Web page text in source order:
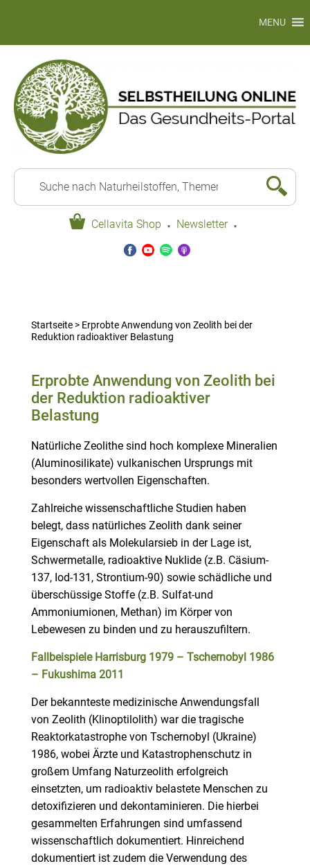
Cellavita Shop · Newsletter ·
MENU
Startseite> Erprobte Anwendung von Zeolith bei der
Reduktion radioaktiver Belastung
Erprobte Anwendung von Zeolith bei
der Reduktion radioaktiver
Belastung
Natürliche Zeolithe sind hoch komplexe Mineralien
(Aluminosilikate) vulkanischen Ursprungs mit
besonders wertvollen Eigenschaften.
Zahlreiche wissenschaftliche Studien haben
belegt, dass natürliches Zeolith dank seiner
Eigenschaft als Molekularsieb in der Lage ist,
Schwermetalle, radioaktive Nuklide (z.B. Cäsium-
137, Iod-131, Strontium-90) sowie schädliche und
überschüssige Stoffe (z.B. Sulfat-und
Ammoniumionen, Methan) im Körper von
Lebewesen zu binden und zu herauszufiltern.
Fallbeispiele Harrisburg 1979 – Tschernobyl 1986
– Fukushima 2011
Der bekannteste medizinische Anwendungsfall
von Zeolith (Klinoptilolith) war die tragische
Reaktorkatastrophe von Tschernobyl (Ukraine)
1986, wobei Ärzte und Katastrophenschutz in
großem Umfang Naturzeolith erfolgreich
einsetzten, um radioaktiv belastete Menschen zu
detoxifizieren und dekontaminieren. Die hierbei
gesammelten Erfahrungen sind umfassend
wissenschaftlich dokumentiert. Hinreichend
dokumentiert ist zudem die Verwendung des